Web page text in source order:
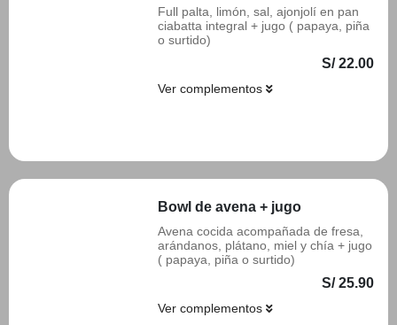
Full palta, limón, sal, ajonjolí en pan
ciabatta integral + jugo ( papaya, piña
o surtido)
S/ 22.00
Ver complementos
Bowl de avena + jugo
Avena cocida acompañada de fresa,
arándanos, plátano, miel y chía + jugo
( papaya, piña o surtido)
S/ 25.90
Ver complementos